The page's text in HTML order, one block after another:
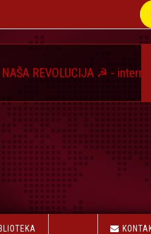
☭ - internet